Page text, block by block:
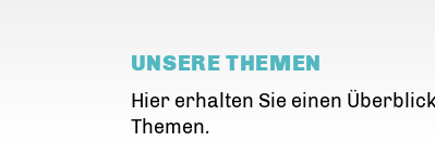
UNSERE THEMEN
Hier erhalten Sie einen
Themen.